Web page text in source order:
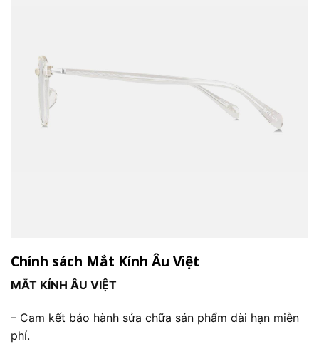
Chính sách Mắt Kính Âu Việt
MẮT KÍNH ÂU VIỆT
– Cam kết bảo hành sửa chữa sản phẩm dài hạn miễn
phí.